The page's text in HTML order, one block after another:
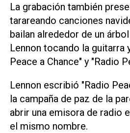
La grabación también
tarareando canciones
bailan alrededor de un
Lennon tocando la guitarra
Peace a Chance" y "Radio
Lennon escribió "Radio
la campaña de paz de la
abrir una emisora de radio
el mismo nombre.